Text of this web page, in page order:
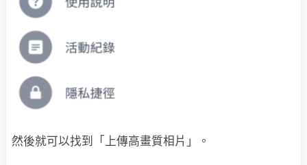
然後就可以找到「上傳高畫質相片」。